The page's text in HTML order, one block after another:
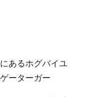
あるホグバイユ
ーターガー